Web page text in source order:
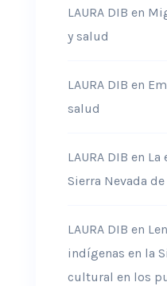
LAURA DIB en
y salud
LAURA DIB en
salud
LAURA DIB en La
Sierra Nevada
LAURA DIB en
indígenas en la
cultural en los